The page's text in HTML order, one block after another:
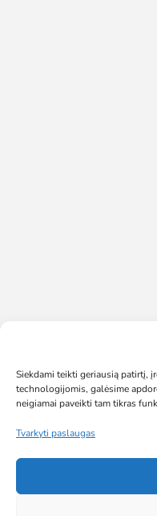
Siekdami teikti geriausią patirtį,
technologijomis, galėsime
neigiamai paveikti tam tikras
Tvarkyti paslaugas